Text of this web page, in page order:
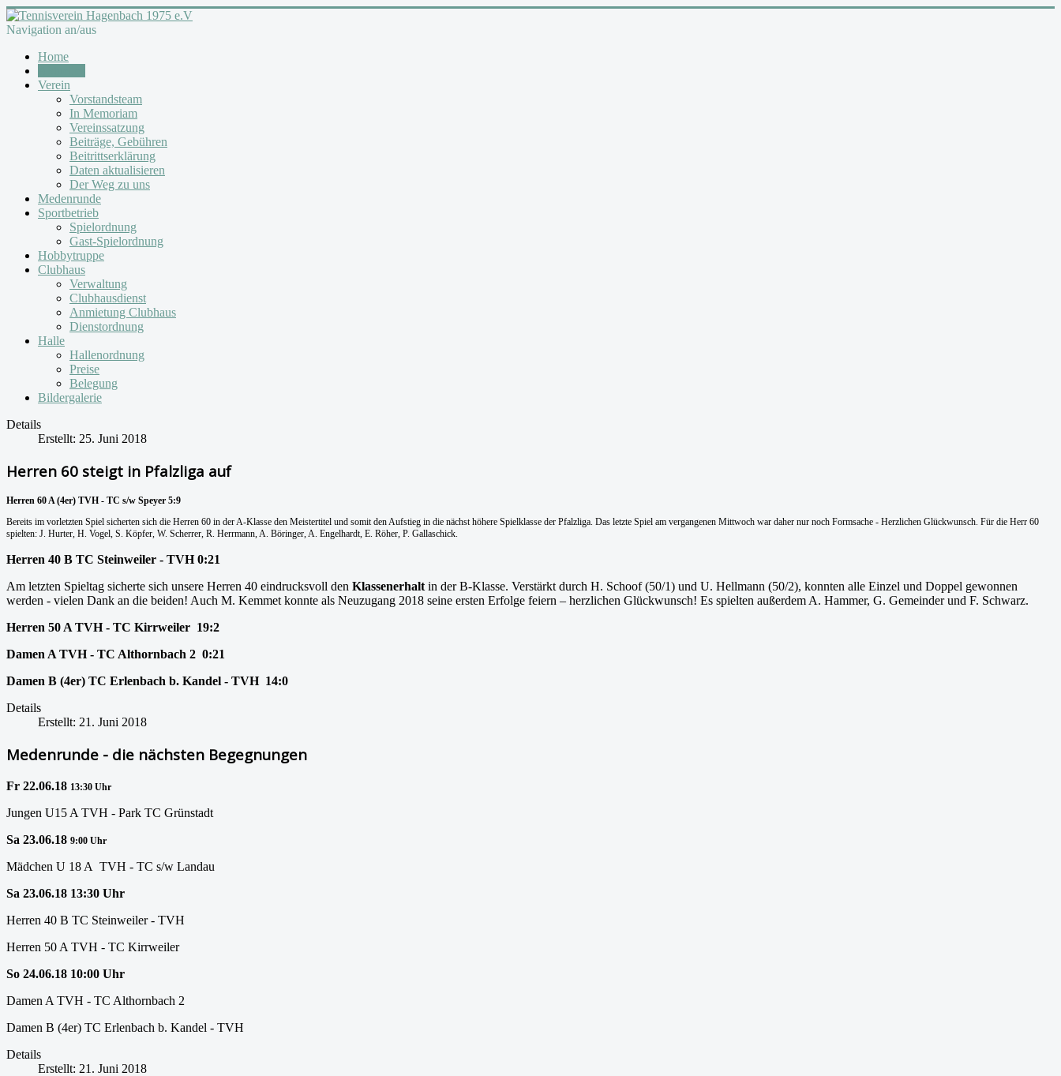
Navigation an/aus
Home
Verein
Vorstandsteam
In Memoriam
Vereinssatzung
Beiträge, Gebühren
Beitrittserklärung
Daten aktualisieren
Der Weg zu uns
Medenrunde
Sportbetrieb
Spielordnung
Gast-Spielordnung
Hobbytruppe
Clubhaus
Verwaltung
Clubhausdienst
Anmietung Clubhaus
Dienstordnung
Halle
Hallenordnung
Preise
Belegung
Bildergalerie
Details
Erstellt: 25. Juni 2018
Herren 60 steigt in Pfalzliga auf
Herren 60 A (4er) TVH - TC s/w Speyer 5:9
Bereits im vorletzten Spiel sicherten sich die Herren 60 in der A-Klasse den Meistertitel und somit den Aufstieg in die nächst höhere Spielklasse der Pfalzliga. Das letzte Spiel am vergangenen Mittwoch war daher nur noch Formsache - Herzlichen Glückwunsch. Für die Herr 60
spielten: J. Hurter, H. Vogel, S. Köpfer, W. Scherrer, R. Herrmann, A. Böringer, A. Engelhardt, E. Röher, P. Gallaschick.
Herren 40 B TC Steinweiler - TVH 0:21
Am letzten Spieltag sicherte sich unsere Herren 40 eindrucksvoll den Klassenerhaltin der B-Klasse. Verstärkt durch H. Schoof (50/1) und U. Hellmann (50/2), konnten alle Einzel und Doppel gewonnen
werden - vielen Dank an die beiden! Auch M. Kemmet konnte als Neuzugang 2018 seine ersten Erfolge feiern – herzlichen Glückwunsch! Es spielten außerdem A. Hammer, G. Gemeinder und F. Schwarz.
Herren 50 A TVH - TC Kirrweiler 19:2
Damen A TVH - TC Althornbach 2 0:21
Damen B (4er) TC Erlenbach b. Kandel - TVH 14:0
Details
Erstellt: 21. Juni 2018
Medenrunde - die nächsten Begegnungen
Fr 22.06.18 13:30 Uhr
Jungen U15 A TVH - Park TC Grünstadt
Sa 23.06.18 9:00 Uhr
Mädchen U 18 A TVH - TC s/w Landau
Sa 23.06.18 13:30 Uhr
Herren 40 B TC Steinweiler - TVH
Herren 50 A TVH - TC Kirrweiler
So 24.06.18 10:00 Uhr
Damen A TVH - TC Althornbach 2
Damen B (4er) TC Erlenbach b. Kandel - TVH
Details
Erstellt: 21. Juni 2018